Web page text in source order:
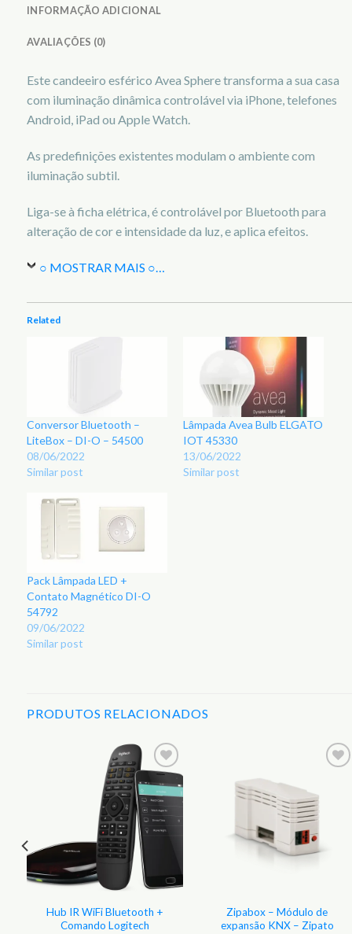
INFORMAÇÃO ADICIONAL
AVALIAÇÕES (0)
Este candeeiro esférico Avea Sphere transforma a sua casa
com iluminação dinâmica controlável via iPhone, telefones
Android, iPad ou Apple Watch.
As predefinições existentes modulam o ambiente com
iluminação subtil.
Liga-se à ficha elétrica, é controlável por Bluetooth para
alteração de cor e intensidade da luz, e aplica efeitos.
○ MOSTRAR MAIS ○
Related
Conversor Bluetooth –
LiteBox – DI-O – 54500
08/06/2022
Similar post
Lâmpada Avea Bulb ELGATO
IOT 45330
13/06/2022
Similar post
Pack Lâmpada LED +
Contato Magnético DI-O
54792
09/06/2022
Similar post
PRODUTOS RELACIONADOS
Adicionar
aos
Favoritos
Hub IR WiFi Bluetooth +
Comando Logitech
Favoritos
Zipabox – Módulo de
expansão KNX – Zipato